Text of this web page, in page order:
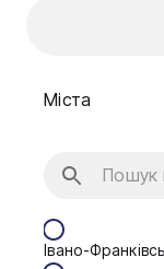
Міста
Івано-